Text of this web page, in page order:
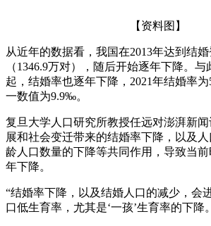
【资料图】
从近年的数据看，我国在2013年达到结
（1346.9万对），随后开始逐年下降。
起，结婚率也逐年下降，2021年结婚率
一数值为9.9‰。
复旦大学人口研究所教授任远对澎湃新
展和社会变迁带来的结婚率下降，以及
龄人口数量的下降等共同作用，导致当
年下降。
“结婚率下降，以及结婚人口的减少，会
口低生育率，尤其是‘一孩’生育率的下降